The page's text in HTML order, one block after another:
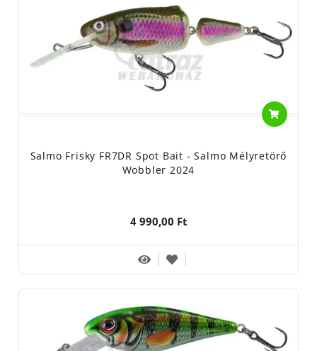
Salmo Frisky FR7DR Spot Bait - Salmo Mélyretörő
Wobbler 2024
4 990,00 Ft